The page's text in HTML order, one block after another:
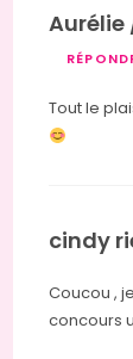
Aurélie
Tout le
cindy
Coucou ,
concours